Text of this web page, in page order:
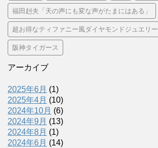
福田赳夫「天の声にも変な声がたまにはある」
超お得なティファニー風ダイヤモンドジュエリー
阪神タイガース
アーカイブ
2025年6月 (1)
2025年4月 (10)
2024年10月 (6)
2024年9月 (13)
2024年8月 (1)
2024年6月 (14)